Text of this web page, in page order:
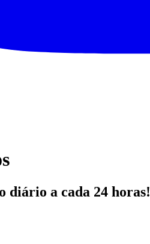
diário a cada 24 horas!